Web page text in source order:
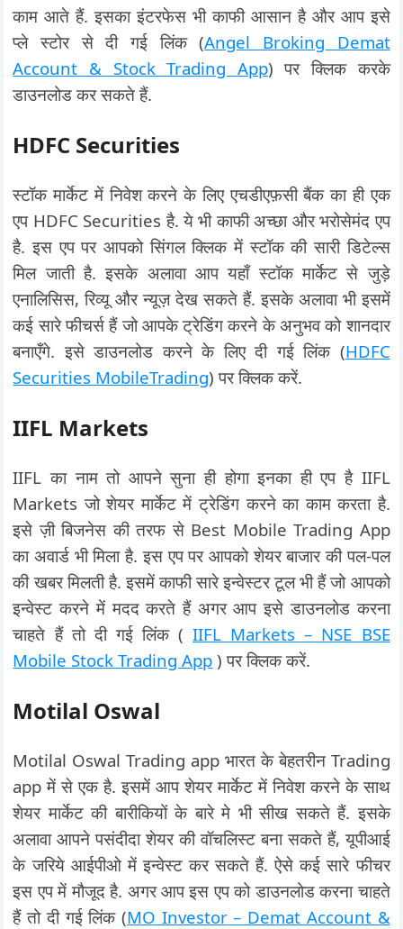
काम आते हैं. इसका इंटरफेस भी काफी आसान है और आप इसे
प्ले स्टोर से दी गई लिंक (Angel Broking Demat
Account & Stock Trading App) पर क्लिक करके
डाउनलोड कर सकते हैं.
HDFC Securities
स्टॉक मार्केट में निवेश करने के लिए एचडीएफ़सी बैंक का ही एक
एप HDFC Securities है. ये भी काफी अच्छा और भरोसेमंद एप
है. इस एप पर आपको सिंगल क्लिक में स्टॉक की सारी डिटेल्स
मिल जाती है. इसके अलावा आप यहाँ स्टॉक मार्केट से जुड़े
एनालिसिस, रिव्यू और न्यूज़ देख सकते हैं. इसके अलावा भी इसमें
कई सारे फीचर्स हैं जो आपके ट्रेडिंग करने के अनुभव को शानदार
बनाएँगे. इसे डाउनलोड करने के लिए दी गई लिंक (HDFC
Securities MobileTrading) पर क्लिक करें.
IIFL Markets
IIFL का नाम तो आपने सुना ही होगा इनका ही एप है IIFL
Markets जो शेयर मार्केट में ट्रेडिंग करने का काम करता है.
इसे ज़ी बिजनेस की तरफ से Best Mobile Trading App
का अवार्ड भी मिला है. इस एप पर आपको शेयर बाजार की पल-पल
की खबर मिलती है. इसमें काफी सारे इन्वेस्टर टूल भी हैं जो आपको
इन्वेस्ट करने में मदद करते हैं अगर आप इसे डाउनलोड करना
चाहते हैं तो दी गई लिंक (IIFL Markets – NSE BSE
Mobile Stock Trading App ) पर क्लिक करें.
Motilal Oswal
Motilal Oswal Trading app भारत के बेहतरीन Trading
app में से एक है. इसमें आप शेयर मार्केट में निवेश करने के साथ
शेयर मार्केट की बारीकियों के बारे मे भी सीख सकते हैं. इसके
अलावा आपने पसंदीदा शेयर की वॉचलिस्ट बना सकते हैं, यूपीआई
के जरिये आईपीओ में इन्वेस्ट कर सकते हैं. ऐसे कई सारे फीचर
इस एप में मौजूद है. अगर आप इस एप को डाउनलोड करना चाहते
हैं तो दी गई लिंक (MO Investor – Demat Account &